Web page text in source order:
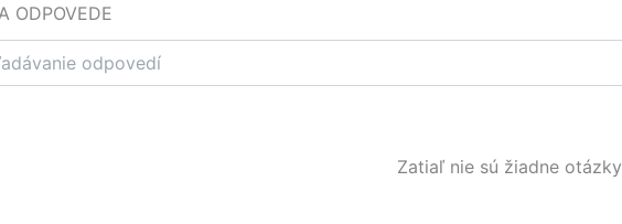
ODPOVEDE
Zatiaľ nie sú žiadne otázky